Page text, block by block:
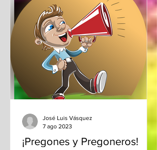
¡Pregones y Pregoneros!
José Luis Vásquez
7 ago 2023